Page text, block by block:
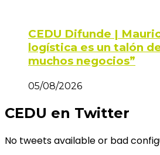
CEDU Difunde |
logística es un talón
muchos negocios”
05/08/2026
CEDU en Twitter
No tweets available or bad